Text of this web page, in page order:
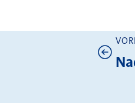
Weitere